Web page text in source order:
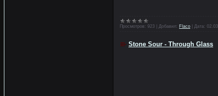
Просмотров: 923 Добавил: Flaco Дата:
Stone Sour - Through Glass